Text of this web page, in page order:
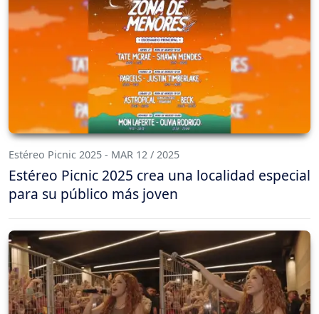
Estéreo Picnic 2025 - MAR 12 / 2025
Estéreo Picnic 2025 crea una localidad especial
para su público más joven